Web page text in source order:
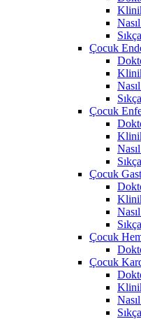
Çocuk
Çocuk
Çocuk
Çocuk
Çocuk